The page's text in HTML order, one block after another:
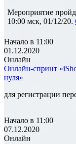
Мероприятие
10:00 мск, 01/12/20.
Начало в 11:00
01.12.2020
Онлайн
Онлайн-спринт
нуля»
для регистрации
Начало в 11:00
07.12.2020
Онлайн